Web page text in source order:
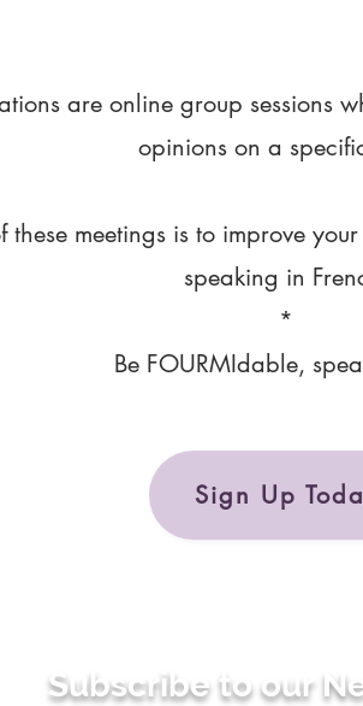
are online group sessions
opinions on a
these meetings is to improve
speaking in
*
Be FOURMIdable,
Sign Up
Subscribe to our